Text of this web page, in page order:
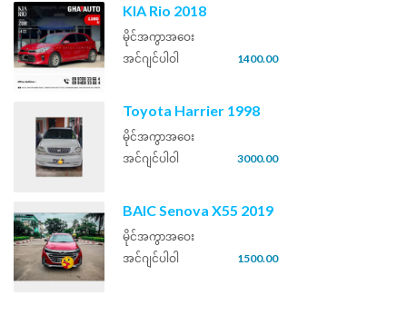
KIA Rio 2018
မိုင်အကွာအဝေး
အင်ဂျင်ပါဝါ
1400.00
Toyota Harrier 1998
မိုင်အကွာအဝေး
အင်ဂျင်ပါဝါ
3000.00
BAIC Senova X55 2019
မိုင်အကွာအဝေး
အင်ဂျင်ပါဝါ
1500.00